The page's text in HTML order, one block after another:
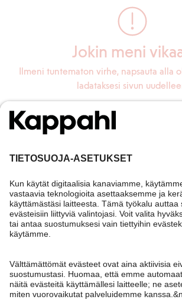
Jokin meni
Ilmeni tuntematon virhe, napsauta alla
ladataksesi sivun
Lataa sivu uudelleen